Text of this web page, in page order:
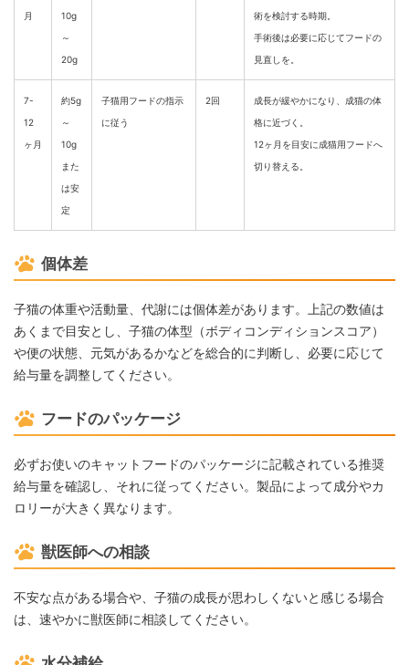
月
10g
～
20g
術を検討する時期。
手術後は必要に応じてフードの
見直しを。
7-
12
ヶ月
約5g
～
10g
また
は安
定
子猫用フードの指示
に従う
2回
成長が緩やかになり、成猫の体
格に近づく。
12ヶ月を目安に成猫用フードへ
切り替える。
個体差
子猫の体重や活動量、代謝には個体差があります。上記の数値は
あくまで目安とし、子猫の体型（ボディコンディションスコア）
や便の状態、元気があるかなどを総合的に判断し、必要に応じて
給与量を調整してください。
フードのパッケージ
必ずお使いのキャットフードのパッケージに記載されている推奨
給与量を確認し、それに従ってください。製品によって成分やカ
ロリーが大きく異なります。
獣医師への相談
不安な点がある場合や、子猫の成長が思わしくないと感じる場合
は、速やかに獣医師に相談してください。